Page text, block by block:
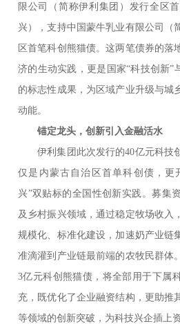
限公司（简称伊利集团）发行全区
兴），支持中国蒙牛乳业有限公司（
区首笔科创熊猫债。这两笔债券的落
济的生动实践，更是国家“科技创新”
的标志性成果，为区域产业升级与城
动能。
锚定龙头，创新引入金融活水
伊利集团此次发行的40亿元科技
仅是内蒙古自治区首单科创债，更
兴”双贴标的全国性创新实践。募集
及乡村振兴领域，通过稳定牧场收入
规模化、标准化建设，加速奶产业链
准滴灌到产业链最前端的农牧民群体
3亿元科创熊猫债，将全部用于下属
充，既优化了企业融资结构，更助推
等领域的创新突破，为科技兴企插上